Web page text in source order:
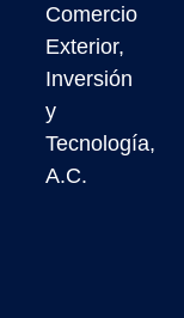
Comercio
Exterior,
Inversión
y
Tecnología,
A.C.